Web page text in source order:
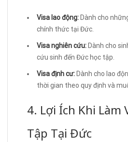
Visa lao động: Dành cho
chính thức tại Đức.
Visa nghiên cứu: Dành cho
cứu sinh đến Đức học tập.
Visa định cư: Dành cho lao
thời gian theo quy định và
4. Lợi Ích Khi Làm
Tập Tại Đức